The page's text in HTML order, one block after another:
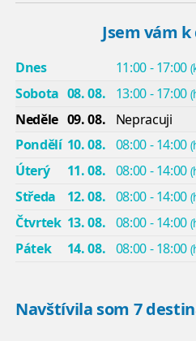
Jsem vám
Dnes 11:00 - 17:00
Sobota 08. 08. 13:00 - 17:00
Neděle 09. 08.
Nepracuji
Pondělí 10. 08. 08:00 - 14:00
Úterý 11. 08. 08:00 - 14:00
Středa 12. 08. 08:00 - 14:00
Čtvrtek 13. 08. 08:00 - 14:00
Pátek 14. 08. 08:00 - 18:00
Navštívila som 7